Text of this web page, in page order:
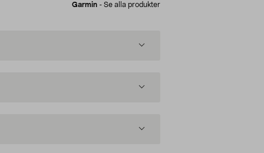
Garmin - Se alla produkter